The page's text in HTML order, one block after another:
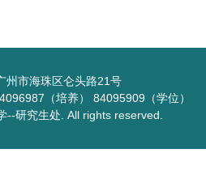
州市海珠区仑头路21号
（培养） 84095909（学位）
--研究生处. All rights reserved.